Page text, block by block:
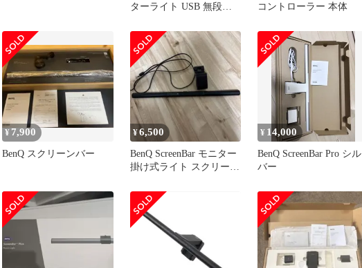
ターライト USB 無段調
コントローラー 本体
¥ 7,900
BenQ スクリーンバー
¥6,500
BenQ ScreenBar モニター
掛け式ライト スクリーン
¥ 14,000
BenQ ScreenBar Pro シル
バー